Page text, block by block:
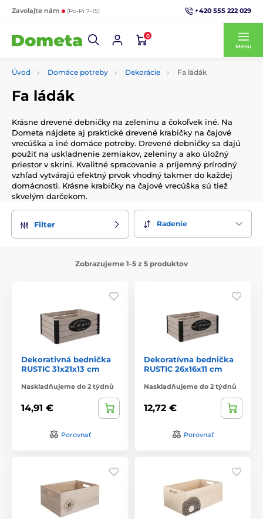
Zavolajte nám (Po-Pi 7-15) +420 555 222 029
0
Menu
Úvod Domáce potreby Dekorácie Fa ládák
Fa ládák
Krásne drevené debničky na zeleninu a čokoľvek iné. Na
Dometa nájdete aj praktické drevené krabičky na čajové
vrecúška a iné domáce potreby. Drevené debničky sa dajú
použiť na uskladnenie zemiakov, zeleniny a ako úložný
priestor v skrini. Kvalitné spracovanie a príjemný prírodný
vzhľad vytvárajú efektný prvok vhodný takmer do každej
domácnosti. Krásne krabičky na čajové vrecúška sú tiež
skvelým darčekom.
Filter Radenie
Zobrazujeme 1-5 z 5 produktov
Dekorativná bednička
RUSTIC 31x21x13 cm
Naskladňujeme do 2 týdnů
14,91 €
Porovnať
Dekoratívna bednička
RUSTIC 26x16x11 cm
Naskladňujeme do 2 týdnů
12,72 €
Porovnať